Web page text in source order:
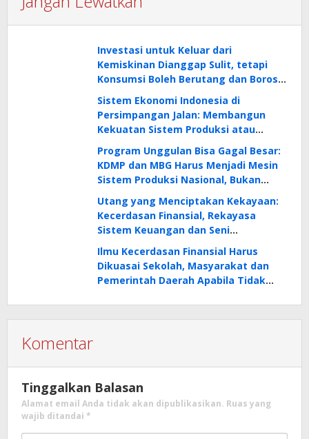
Investasi untuk Keluar dari
Kemiskinan Dianggap Sulit, tetapi
Konsumsi Boleh Berutang dan Boros:
Tanda Tidak Cerdas Finansial!
Sistem Ekonomi Indonesia di
Persimpangan Jalan: Membangun
Kekuatan Sistem Produksi atau
Menghabiskan Masa Depan?
Program Unggulan Bisa Gagal Besar:
KDMP dan MBG Harus Menjadi Mesin
Sistem Produksi Nasional, Bukan
Sekadar Proyek Konsumsi Nasional
Utang yang Menciptakan Kekayaan:
Kecerdasan Finansial, Rekayasa
Sistem Keuangan dan Seni
Menggunakan OPM untuk
Membangun Aset Produktif
Ilmu Kecerdasan Finansial Harus
Dikuasai Sekolah, Masyarakat dan
Pemerintah Daerah Apabila Tidak
Komentar
Tinggalkan Balasan
Alamat email Anda tidak akan dipublikasikan. Ruas yang
wajib ditandai *